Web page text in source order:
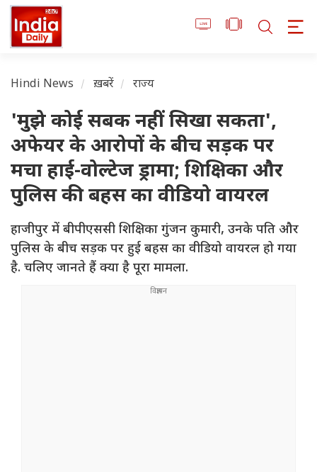
Hindi News ख़बरें राज्य
'मुझे कोई सबक नहीं सिखा सकता',
अफेयर के आरोपों के बीच सड़क पर
मचा हाई-वोल्टेज ड्रामा; शिक्षिका और
पुलिस की बहस का वीडियो वायरल
हाजीपुर में बीपीएससी शिक्षिका गुंजन कुमारी, उनके पति और
पुलिस के बीच सड़क पर हुई बहस का वीडियो वायरल हो गया
है. चलिए जानते हैं क्या है पूरा मामला.